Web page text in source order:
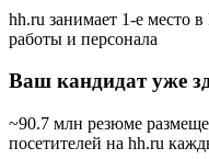
hh.ru занимает 1-е место в
работы и персонала
Ваш кандидат уже
~90.7 млн резюме
посетителей на hh.ru